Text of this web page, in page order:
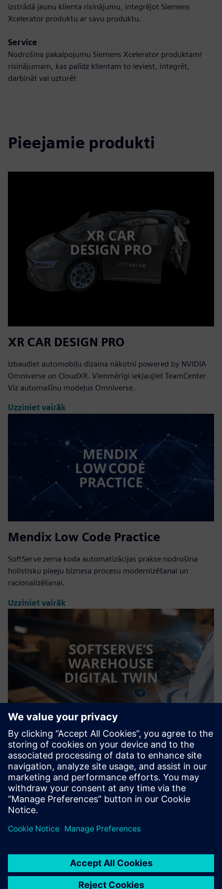
izstrādā jaunu klienta risinājumu, integrējot Siemens
Xcelerator produktu ar savu produktu.
Service
Nodrošina pakalpojumu Siemens Xcelerator produktam/
risinājumam, kas palīdz klientam to ieviest, integrēt,
darbināt vai uzturēt
Pieejamie produkti
XR CAR DESIGN PRO
Izbaudiet automobiļu dizaina nākotni powered by NVIDIA
Omniverse un CloudXR. Vienmērīgi iekļaujiet TeamCenter
Viz automašīnu modeļus Omniverse.
Uzziniet vairāk
Mendix Low Code Practice
SoftServe zema koda automatizācijas prakse nodrošina
holistisku pieeju biznesa procesu modernizēšanai un
racionalizēšanai.
Uzziniet vairāk
Warehouse Digital Twin
SoftServe Warehouse Digital Twin risinājums ļauj virtuāli
veidot, darbināt un pārveidot savu noliktavu bez fizisku
izmēģinājumu riska
Uzziniet vairāk